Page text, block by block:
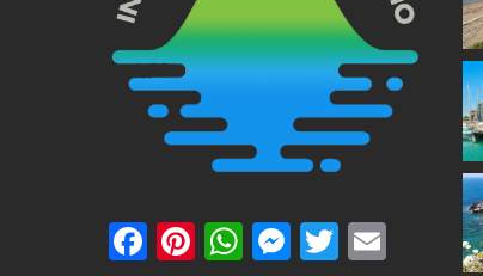
Facebook
Pinterest
WhatsApp
Messenger
Twitter
Email